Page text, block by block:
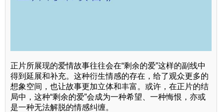
正片所展现的爱情故事往往会在“剩余的爱”这样的副线中
得到延展和补充。这种衍生情感的存在，给了观众更多的
想象空间，也让故事更加立体和丰富。或许，在正片的结
局中，这种“剩余的爱”会成为一种希望、一种悔恨，亦或
是一种无法解脱的情感纠缠。